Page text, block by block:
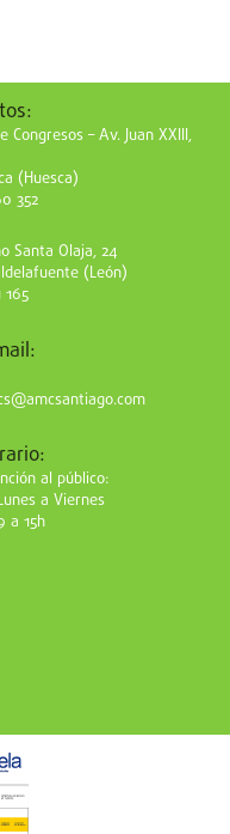
Congresos – Av. Juan XXIII,
(Huesca)
352
Santa Olaja, 24
(León)
165
al público:
a Viernes
a 15h